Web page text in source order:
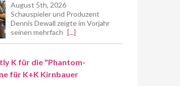
August 5th, 2026
Schauspieler und Produzent
Dennis Dewall zeigte im Vorjahr
seinen mehrfach [...]
K für die "Phantom-
für K+K Kirnbauer